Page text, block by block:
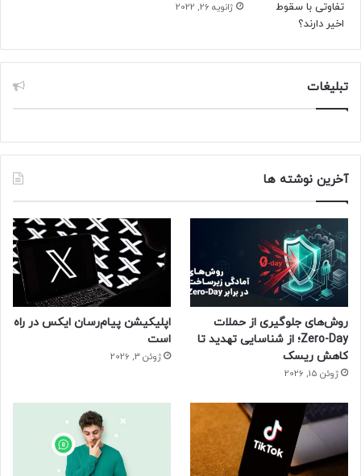
ژانویه 26, 2022
تبلیغات
آخرین نوشته ها
روش‌های جلوگیری از حملات
Zero-Day؛ از شناسایی تهدید تا
کاهش ریسک
ژوئن 15, 2026
اپلیکیشن پیام‌رسان ایکس در راه
است
ژوئن 3, 2026